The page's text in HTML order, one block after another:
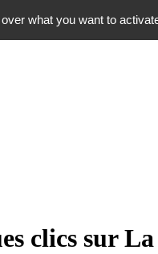
clics sur
what you want to